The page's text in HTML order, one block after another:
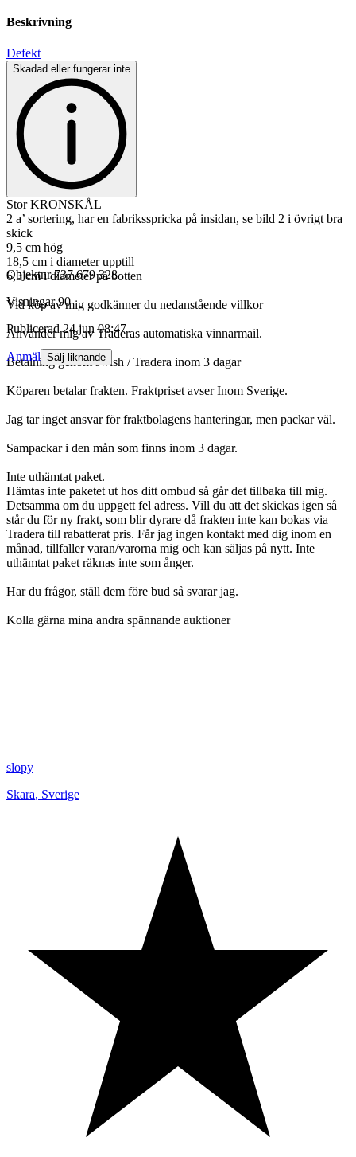
Beskrivning
Defekt
Skadad eller fungerar inte
Stor KRONSKÅL
2 a’ sortering, har en fabriksspricka på insidan, se bild 2 i övrigt bra
skick
9,5 cm hög
18,5 cm i diameter upptill
6,3 cm i diameter på botten
Vid köp av mig godkänner du nedanstående villkor
Använder mig av Traderas automatiska vinnarmail.
Betalning genom swish / Tradera inom 3 dagar
Köparen betalar frakten. Fraktpriset avser Inom Sverige.
Jag tar inget ansvar för fraktbolagens hanteringar, men packar väl.
Sampackar i den mån som finns inom 3 dagar.
Inte uthämtat paket.
Hämtas inte paketet ut hos ditt ombud så går det tillbaka till mig.
Detsamma om du uppgett fel adress. Vill du att det skickas igen så
står du för ny frakt, som blir dyrare då frakten inte kan bokas via
Tradera till rabatterat pris. Får jag ingen kontakt med dig inom en
månad, tillfaller varan/varorna mig och kan säljas på nytt. Inte
uthämtat paket räknas inte som ånger.
Har du frågor, ställ dem före bud så svarar jag.
Kolla gärna mina andra spännande auktioner
Objektnr 737 679 328
Visningar 90
Publicerad 24 jun 08:47
Anmäl Sälj liknande
slopy
Skara, Sverige